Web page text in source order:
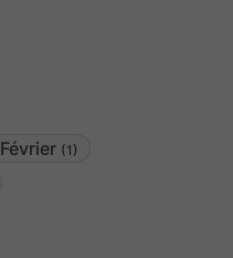
Février (1)